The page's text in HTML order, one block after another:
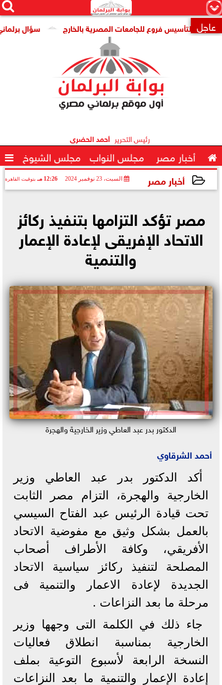
×


 عاجل سؤال برلماني لتأسيس فروع للجامعات المصرية بالخارج
رئيس التحرير أحمد الحضرى
 أخبار مصر مجلس النواب مجلس الشيوخ 
أخبار مصر السبت، 23 نوفمبر 2024 12:26 مـ بتوقيت القاهرة
مصر تؤكد التزامها بتنفيذ ركائز
الاتحاد الإفريقى لإعادة الإعمار
والتنمية
الدكتور بدر عبد العاطي وزير الخارجية والهجرة
أحمد الشرقاوي
أكد الدكتور بدر عبد العاطي وزير
الخارجية والهجرة، التزام مصر الثابت
تحت قيادة الرئيس عبد الفتاح السيسي
بالعمل بشكل وثيق مع مفوضية الاتحاد
الأفريقي، وكافة الأطراف أصحاب
المصلحة لتنفيذ ركائز سياسية الاتحاد
الجديدة لإعادة الاعمار والتنمية فى
مرحلة ما بعد النزاعات .
جاء ذلك في الكلمة التى وجهها وزير
الخارجية بمناسبة انطلاق فعاليات
النسخة الرابعة لأسبوع التوعية بملف
إعادة الإعمار والتنمية ما بعد النزاعات